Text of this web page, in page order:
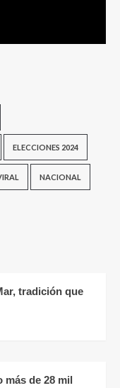
ELECCIONES 2024
NACIONAL
tradición que
más de 28 mil